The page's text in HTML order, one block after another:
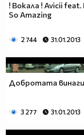
! Вокала ! Avicii
So Amazing
2 744 31.01.2013
Добротата
3 277 31.01.2013